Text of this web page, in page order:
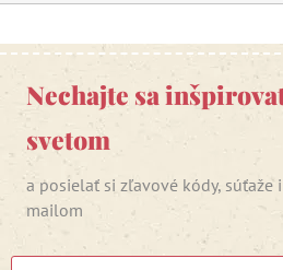
Nechajte sa
svetom
a posielať si zľavové kódy, súťaže
mailom